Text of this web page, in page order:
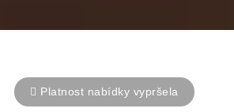
Platnost nabídky vypršela